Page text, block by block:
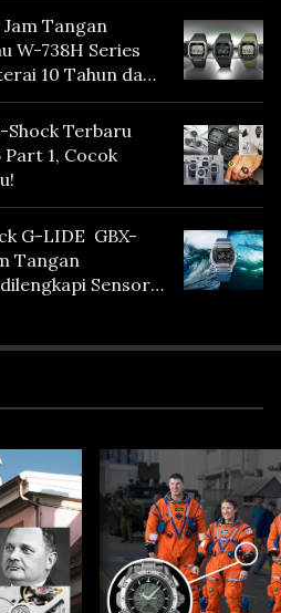
Jam Tangan
W-738H Series
10 Tahun dan
Shock Terbaru
Part 1, Cocok
G-LIDE GBX-
Tangan
Sensor